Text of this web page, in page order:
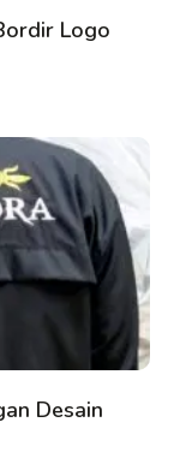
Logo
Desain